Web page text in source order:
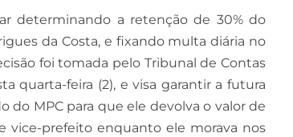
determinando a retenção de 30% do
da Costa, e fixando multa diária no
foi tomada pelo Tribunal de Contas
quarta-feira (2), e visa garantir a futura
MPC para que ele devolva o valor de
vice-prefeito enquanto ele morava nos